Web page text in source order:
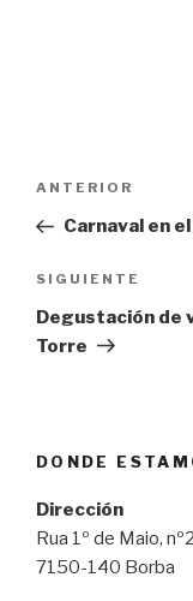
entradas
Entrada
anterior:
ANTERIOR
Carnaval en
Siguiente
entrada
SIGUIENTE
Degustación de
Torre
DONDE
Dirección
Rua 1º de Maio, nº2
7150-140 Borba